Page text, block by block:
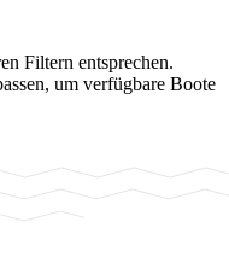
Filtern entsprechen.
um verfügbare Boote